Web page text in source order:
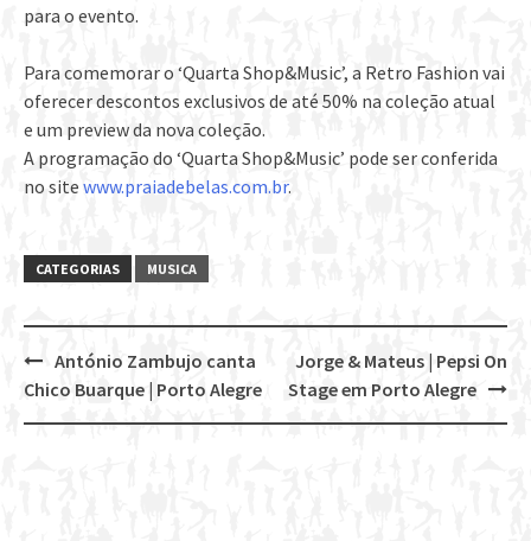
para o evento.
Para comemorar o ‘Quarta Shop&Music’, a Retro Fashion vai
oferecer descontos exclusivos de até 50% na coleção atual
e um preview da nova coleção.
A programação do ‘Quarta Shop&Music’ pode ser conferida
no site www.praiadebelas.com.br.
CATEGORIAS MUSICA
Post
navigation
Jorge & Mateus | Pepsi On
Stage em Porto Alegre
António Zambujo canta
Chico Buarque | Porto Alegre